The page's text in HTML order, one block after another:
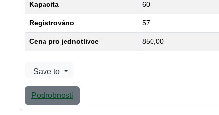
Kapacita 60
Registrováno 57
Cena pro jednotlivce 850,00
Save to
Podrobnosti